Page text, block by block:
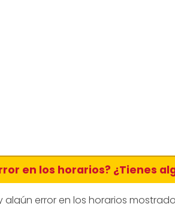
en los horarios? ¿Tienes
algún error en los horarios